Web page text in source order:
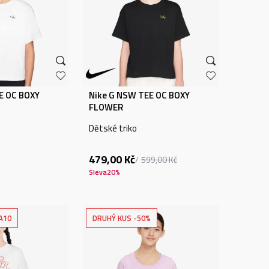
OC BOXY
Nike G NSW TEE OC BOXY
FLOWER
Dětské triko
479,00Kč 599,00Kč
Sleva20%
DRUHÝ KUS -50%